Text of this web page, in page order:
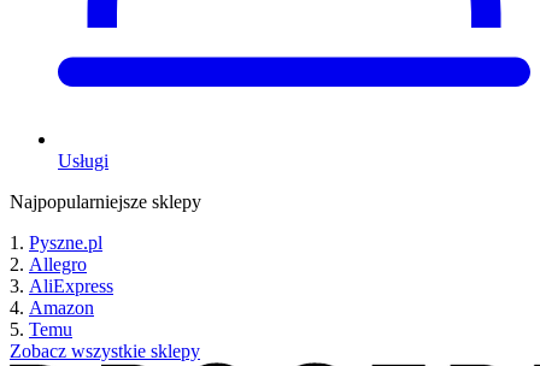
Usługi
Najpopularniejsze sklepy
Pyszne.pl
Allegro
AliExpress
Amazon
Temu
Zobacz wszystkie sklepy